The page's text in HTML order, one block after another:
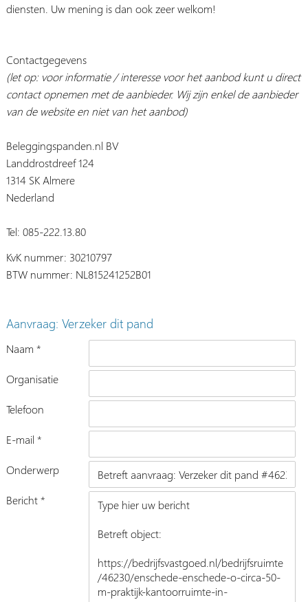
diensten. Uw mening is dan ook zeer welkom!
Contactgegevens
(let op: voor informatie / interesse voor het aanbod kunt u direct
contact opnemen met de aanbieder. Wij zijn enkel de aanbieder
van de website en niet van het aanbod)
Beleggingspanden.nl BV
Landdrostdreef 124
1314 SK Almere
Nederland
Tel: 085-222.13.80
KvK nummer: 30210797
BTW nummer: NL815241252B01
Aanvraag: Verzeker dit pand
Naam *
Organisatie
Telefoon
E-mail *
Onderwerp
Bericht *